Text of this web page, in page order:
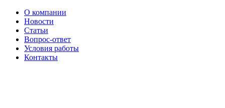
О компании
Новости
Статьи
Вопрос-ответ
Условия работы
Контакты